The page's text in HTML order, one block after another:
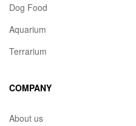
Dog Food
Aquarium
Terrarium
COMPANY
About us